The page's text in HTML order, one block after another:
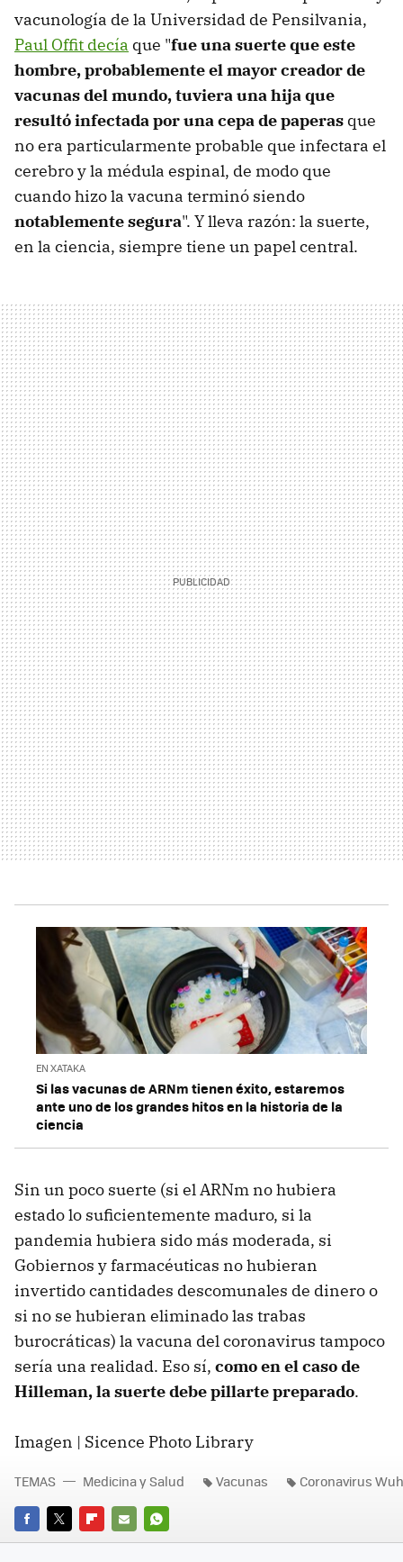
vacunología de la Universidad de Pensilvania,
Paul Offit decía que "fue una suerte que este
hombre, probablemente el mayor creador de
vacunas del mundo, tuviera una hija que
resultó infectada por una cepa de paperas que
no era particularmente probable que infectara el
cerebro y la médula espinal, de modo que
cuando hizo la vacuna terminó siendo
notablemente segura". Y lleva razón: la suerte,
en la ciencia, siempre tiene un papel central.
EN XATAKA
Si las vacunas de ARNm tienen éxito, estaremos
ante uno de los grandes hitos en la historia de la
ciencia
Sin un poco suerte (si el ARNm no hubiera
estado lo suficientemente maduro, si la
pandemia hubiera sido más moderada, si
Gobiernos y farmacéuticas no hubieran
invertido cantidades descomunales de dinero o
si no se hubieran eliminado las trabas
burocráticas) la vacuna del coronavirus tampoco
sería una realidad. Eso sí, como en el caso de
Hilleman, la suerte debe pillarte preparado.
Imagen | Sicence Photo Library
FACEBOOK
TWITTERFLIPBOARD
E-
WHATSAPP
TEMAS Medicina y Salud Vacunas Coronavirus